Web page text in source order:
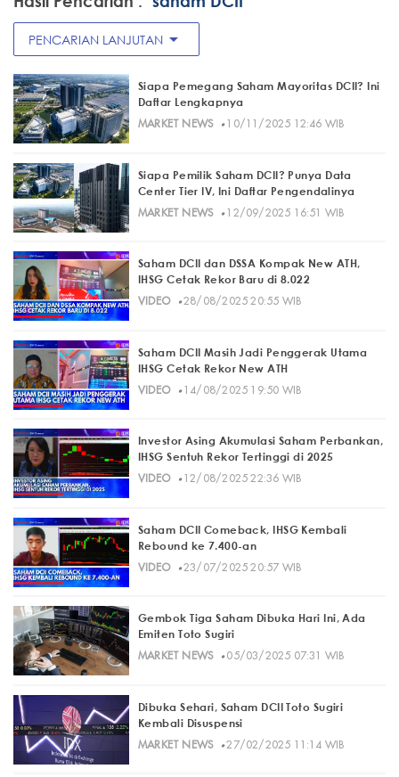
PENCARIAN LANJUTAN arrow_drop_down
Siapa Pemegang Saham Mayoritas DCII? Ini
Daftar Lengkapnya
MARKET NEWS· 10/11/2025 12:46 WIB
Siapa Pemilik Saham DCII? Punya Data
Center Tier IV, Ini Daftar Pengendalinya
MARKET NEWS· 12/09/2025 16:51 WIB
Saham DCII dan DSSA Kompak New ATH,
IHSG Cetak Rekor Baru di 8.022
VIDEO· 28/08/2025 20:55 WIB
Saham DCII Masih Jadi Penggerak Utama
IHSG Cetak Rekor New ATH
VIDEO· 14/08/2025 19:50 WIB
Investor Asing Akumulasi Saham Perbankan,
IHSG Sentuh Rekor Tertinggi di 2025
VIDEO· 12/08/2025 22:36 WIB
Saham DCII Comeback, IHSG Kembali
Rebound ke 7.400-an
VIDEO· 23/07/2025 20:57 WIB
Gembok Tiga Saham Dibuka Hari Ini, Ada
Emiten Toto Sugiri
MARKET NEWS· 05/03/2025 07:31 WIB
Dibuka Sehari, Saham DCII Toto Sugiri
Kembali Disuspensi
MARKET NEWS· 27/02/2025 11:14 WIB